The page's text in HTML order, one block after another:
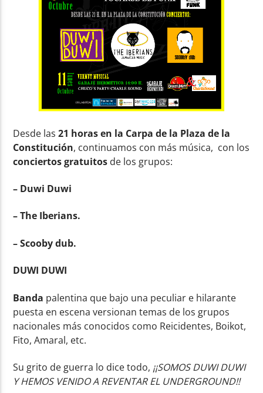
Desde las21 horas en la Carpa de la Plaza de la
Constitución, continuamos con más música, con los
conciertos gratuitos de los grupos:
– Duwi Duwi
– The Iberians.
– Scooby dub.
DUWI DUWI
Banda palentina que bajo una peculiar e hilarante
puesta en escena versionan temas de los grupos
nacionales más conocidos como Reicidentes, Boikot,
Fito, Amaral, etc.
Su grito de guerra lo dice todo, ¡¡SOMOS DUWI DUWI
Y HEMOS VENIDO A REVENTAR EL UNDERGROUND!!